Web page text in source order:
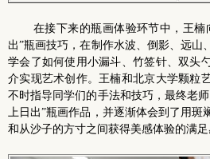
在接下来的瓶画体验环节中，王楠
出”瓶画技巧，在制作水波、倒影、远山
学会了如何使用小漏斗、竹签针、双头
介实现艺术创作。王楠和北京大学颗粒
不时指导同学们的手法和技巧，最终老
上日出”瓶画作品，并逐渐体会到了用
和从沙子的方寸之间获得美感体验的满足